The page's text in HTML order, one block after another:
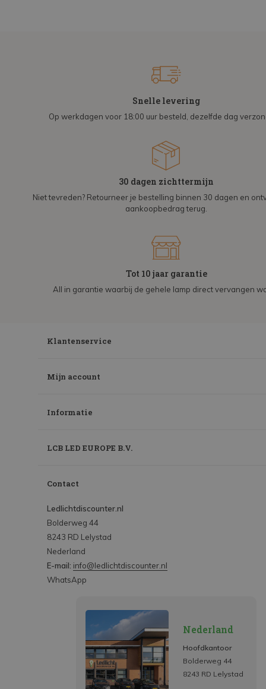
Snelle levering
Op werkdagen voor 18:00 uur besteld, dezelfde dag
30 dagen zichttermijn
Niet tevreden? Retourneer je bestelling binnen 30 dagen en
aankoopbedrag terug.
Tot 10 jaar garantie
All in garantie waarbij de gehele lamp direct vervangen
Klantenservice
Mijn account
Informatie
LCB LED EUROPE B.V.
Contact
Ledlichtdiscounter.nl
Bolderweg 44
8243 RD Lelystad
Nederland
E-mail: info@ledlichtdiscounter.nl
WhatsApp
Nederland
Hoofdkantoor
Bolderweg 44
8243 RD Lelystad